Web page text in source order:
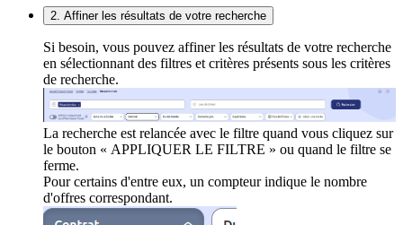
2. Affiner les résultats de votre recherche
Si besoin, vous pouvez affiner les résultats de votre recherche
en sélectionnant des filtres et critères présents sous les critères
de recherche.
La recherche est relancée avec le filtre quand vous cliquez sur
le bouton « APPLIQUER LE FILTRE » ou quand le filtre se
ferme.
Pour certains d'entre eux, un compteur indique le nombre
d'offres correspondant.